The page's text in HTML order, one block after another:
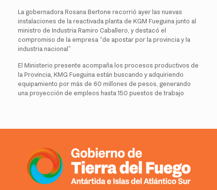
La gobernadora Rosana Bertone recorrió ayer las nuevas
instalaciones de la reactivada planta de KGM Fueguina junto al
ministro de Industria Ramiro Caballero, y destacó el
compromiso de la empresa “de apostar por la provincia y la
industria nacional”
El Ministerio presente acompaña los procesos productivos de
la Provincia, KMG Fueguina están buscando y adquiriendo
equipamiento por más de 60 millones de pesos, generando
una proyección de empleos hasta 150 puestos de trabajo